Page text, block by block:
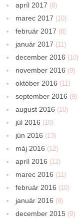
apríl 2017 (8)
marec 2017 (10)
február 2017 (8)
január 2017 (11)
december 2016 (10)
november 2016 (9)
október 2016 (11)
september 2016 (9)
august 2016 (10)
júl 2016 (10)
jún 2016 (13)
máj 2016 (12)
apríl 2016 (12)
marec 2016 (11)
február 2016 (10)
január 2016 (9)
december 2015 (9)